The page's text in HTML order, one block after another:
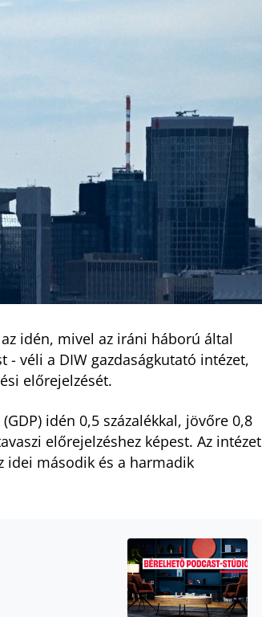
idén, mivel az iráni háború által
véli a DIW gazdaságkutató intézet,
előrejelzését.
idén 0,5 százalékkal, jövőre 0,8
előrejelzéshez képest. Az intézet
idei második és a harmadik